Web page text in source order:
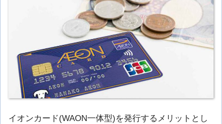
イオンカード(WAON一体型)を発行するメリットとし